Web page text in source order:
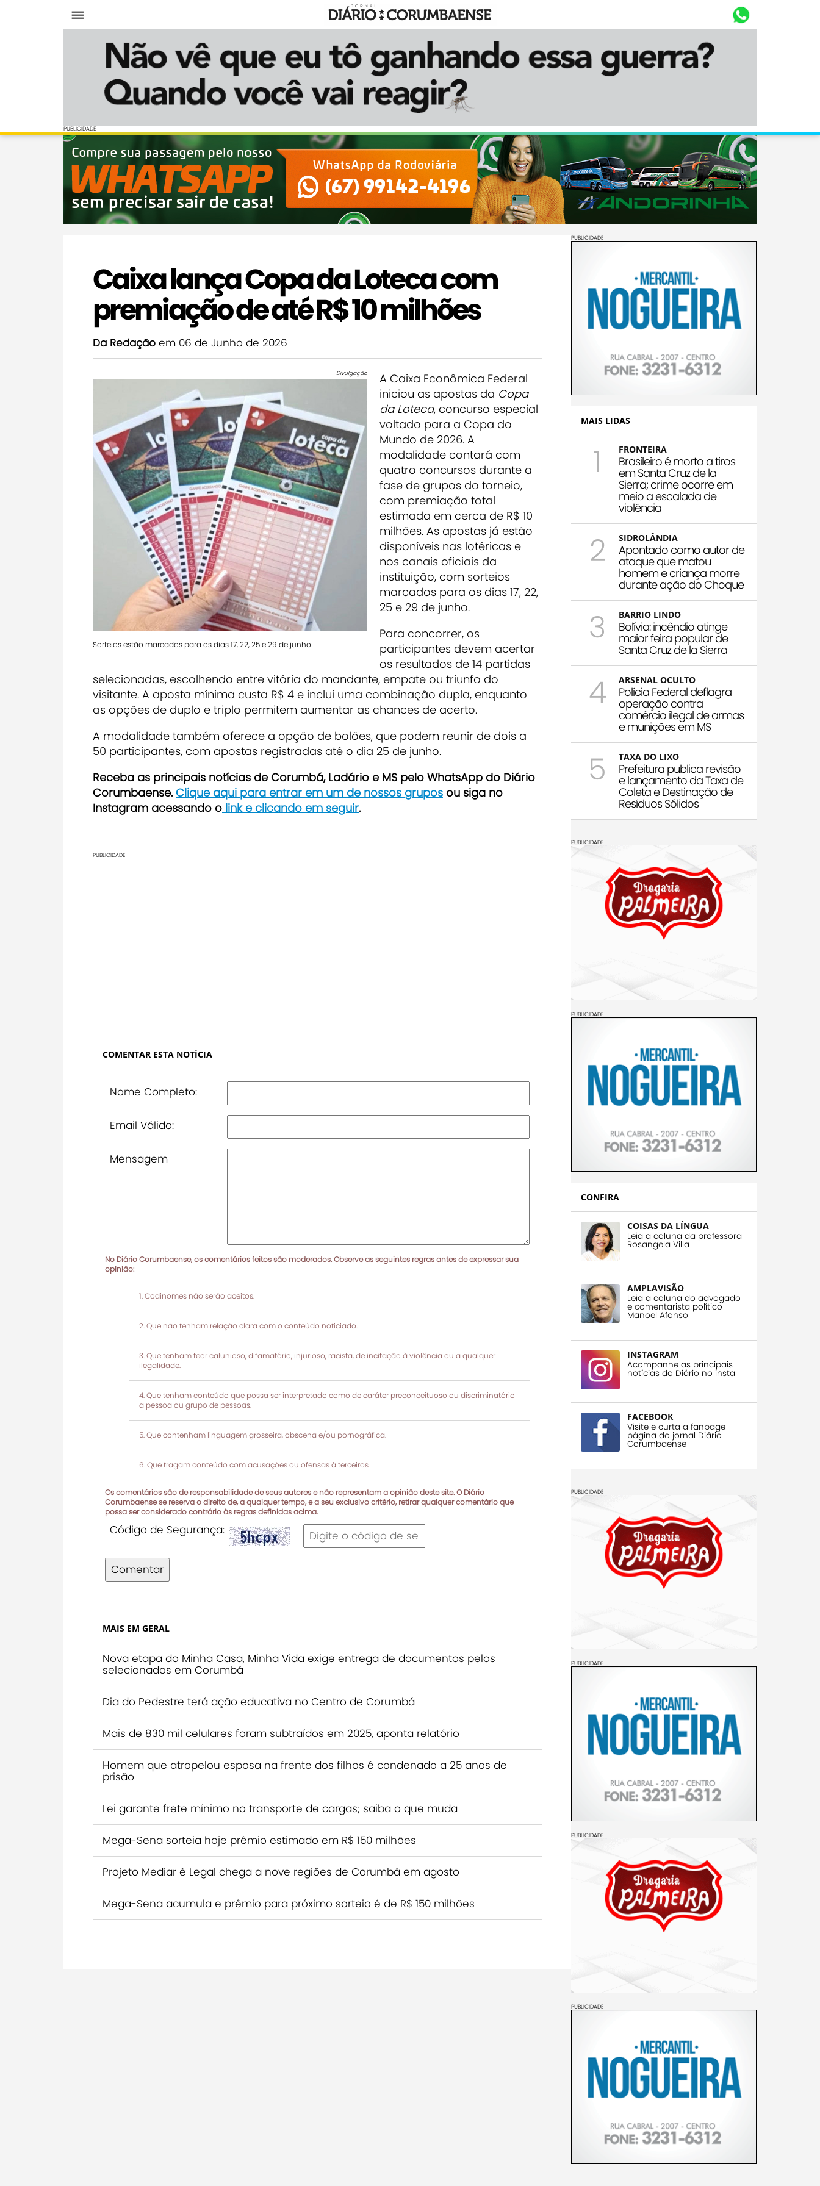
Diário Corumbaense
PUBLICIDADE
PUBLICIDADE
Caixa lança Copa da Loteca com
premiação de até R$ 10 milhões
Da Redação em 06 de Junho de 2026
Divulgação
Sorteios estão marcados para os dias 17, 22, 25 e 29 de junho
A Caixa Econômica Federal
iniciou as apostas da Copa
da Loteca, concurso especial
voltado para a Copa do
Mundo de 2026. A
modalidade contará com
quatro concursos durante a
fase de grupos do torneio,
com premiação total
estimada em cerca de R$ 10
milhões. As apostas já estão
disponíveis nas lotéricas e
nos canais oficiais da
instituição, com sorteios
marcados para os dias 17, 22,
25 e 29 de junho.
Para concorrer, os
participantes devem acertar
os resultados de 14 partidas
selecionadas, escolhendo entre vitória do mandante, empate ou triunfo do
visitante. A aposta mínima custa R$ 4 e inclui uma combinação dupla, enquanto
as opções de duplo e triplo permitem aumentar as chances de acerto.
A modalidade também oferece a opção de bolões, que podem reunir de dois a
50 participantes, com apostas registradas até o dia 25 de junho.
Receba as principais notícias de Corumbá, Ladário e MS pelo WhatsApp do Diário
Corumbaense.Clique aqui para entrar em um de nossos grupos ou siga no
Instagram acessando o link e clicando em seguir.
PUBLICIDADE
COMENTAR ESTA NOTÍCIA
Nome Completo:
Email Válido:
Mensagem
No Diário Corumbaense, os comentários feitos são moderados. Observe as seguintes regras antes de expressar sua
opinião:
Codinomes não serão aceitos.
Que não tenham relação clara com o conteúdo noticiado.
Que tenham teor calunioso, difamatório, injurioso, racista, de incitação à violência ou a qualquer
ilegalidade.
Que tenham conteúdo que possa ser interpretado como de caráter preconceituoso ou discriminatório
a pessoa ou grupo de pessoas.
Que contenham linguagem grosseira, obscena e/ou pornográfica.
Que tragam conteúdo com acusações ou ofensas à terceiros
Os comentários são de responsabilidade de seus autores e não representam a opinião deste site. O Diário
Corumbaense se reserva o direito de, a qualquer tempo, e a seu exclusivo critério, retirar qualquer comentário que
possa ser considerado contrário às regras definidas acima.
Código de Segurança:
Comentar
MAIS EM GERAL
Nova etapa do Minha Casa, Minha Vida exige entrega de documentos pelos
selecionados em Corumbá
Dia do Pedestre terá ação educativa no Centro de Corumbá
Mais de 830 mil celulares foram subtraídos em 2025, aponta relatório
Homem que atropelou esposa na frente dos filhos é condenado a 25 anos de
prisão
Lei garante frete mínimo no transporte de cargas; saiba o que muda
Mega-Sena sorteia hoje prêmio estimado em R$ 150 milhões
Projeto Mediar é Legal chega a nove regiões de Corumbá em agosto
Mega-Sena acumula e prêmio para próximo sorteio é de R$ 150 milhões
PUBLICIDADE
MAIS LIDAS
1 FRONTEIRA
Brasileiro é morto a tiros
em Santa Cruz de la
Sierra; crime ocorre em
meio a escalada de
violência
2 SIDROLÂNDIA
Apontado como autor de
ataque que matou
homem e criança morre
durante ação do Choque
3 BARRIO LINDO
Bolívia: incêndio atinge
maior feira popular de
Santa Cruz de la Sierra
4 ARSENAL OCULTO
Polícia Federal deflagra
operação contra
comércio ilegal de armas
e munições em MS
5 TAXA DO LIXO
Prefeitura publica revisão
e lançamento da Taxa de
Coleta e Destinação de
Resíduos Sólidos
PUBLICIDADE
PUBLICIDADE
CONFIRA
COISAS DA LÍNGUA
Leia a coluna da professora
Rosangela Villa
AMPLAVISÃO
Leia a coluna do advogado
e comentarista político
Manoel Afonso
INSTAGRAM
Acompanhe as principais
notícias do Diário no insta
FACEBOOK
Visite e curta a fanpage
página do jornal Diário
Corumbaense
PUBLICIDADE
PUBLICIDADE
PUBLICIDADE
PUBLICIDADE